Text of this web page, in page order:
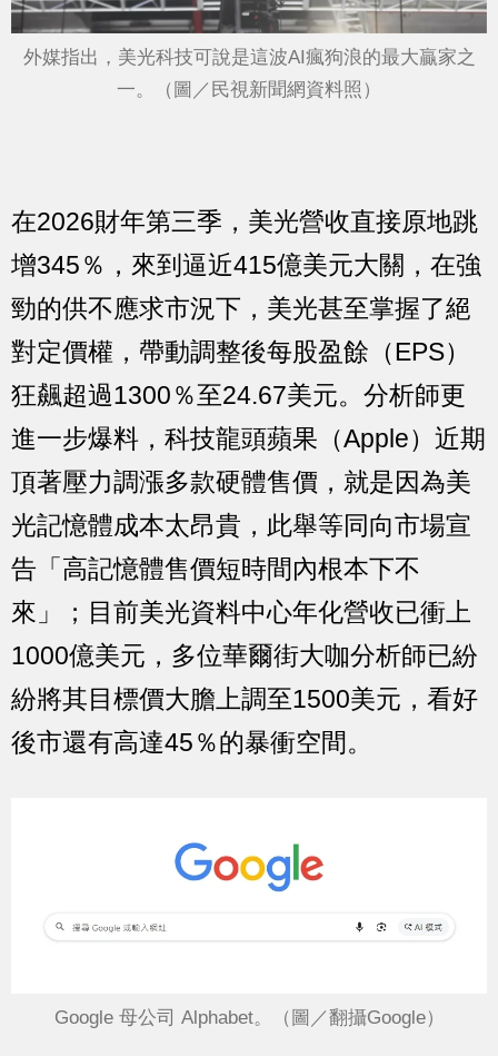
外媒指出，美光科技可說是這波AI瘋狗浪的最大贏家之
一。（圖／民視新聞網資料照）
在2026財年第三季，美光營收直接原地跳
增345％，來到逼近415億美元大關，在強
勁的供不應求市況下，美光甚至掌握了絕
對定價權，帶動調整後每股盈餘（EPS）
狂飆超過1300％至24.67美元。分析師更
進一步爆料，科技龍頭蘋果（Apple）近期
頂著壓力調漲多款硬體售價，就是因為美
光記憶體成本太昂貴，此舉等同向市場宣
告「高記憶體售價短時間內根本下不
來」；目前美光資料中心年化營收已衝上
1000億美元，多位華爾街大咖分析師已紛
紛將其目標價大膽上調至1500美元，看好
後市還有高達45％的暴衝空間。
Google 母公司 Alphabet。（圖／翻攝Google）